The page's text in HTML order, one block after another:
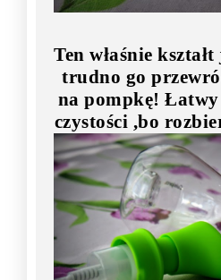
Ten właśnie
trudno go
na pompkę!
czystości ,bo